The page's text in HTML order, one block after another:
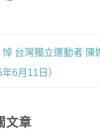
悼 台灣獨立運動者
6月11日）
文章